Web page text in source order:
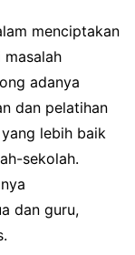
menciptakan
adanya
dan pelatihan
lebih baik
sekolah.
dan guru,